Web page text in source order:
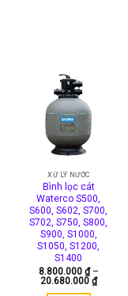
biến
thể.
Các
tùy
chọn
có
thể
được
chọn
trên
trang
sản
phẩm
XỬ LÝ NƯỚC
Bình lọc cát
Waterco S500,
S600, S602, S700,
S702, S750, S800,
S900, S1000,
S1050, S1200,
S1400
8.800.000 ₫ –
20.680.000 ₫Khoảng
giá: